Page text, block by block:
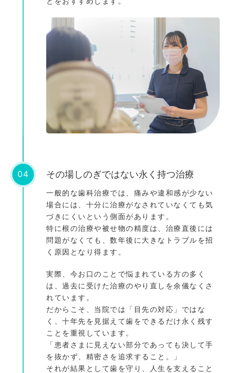
04 その場しのぎではない永く持つ治療
一般的な歯科治療では、痛みや違和感が少ない
場合には、十分に治療がなされていなくても気
づきにくいという側面があります。
特に根の治療や被せ物の精度は、治療直後には
問題がなくても、数年後に大きなトラブルを招
く原因となり得ます。
実際、今お口のことで悩まれている方の多く
は、過去に受けた治療のやり直しを余儀なくさ
れています。
だからこそ、当院では「目先の対応」ではな
く、十年先を見据えて歯をできるだけ永く残す
ことを重視しています。
「患者さまに見えない部分であっても決して手
を抜かず、精密さを追求すること。」
それが結果として歯を守り、人生を支えること